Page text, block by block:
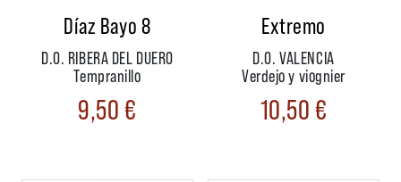
Díaz Bayo 8
D.O. RIBERA DEL DUERO
Tempranillo
9,50€
Extremo
D.O. VALENCIA
Verdejo y viognier
10,50€